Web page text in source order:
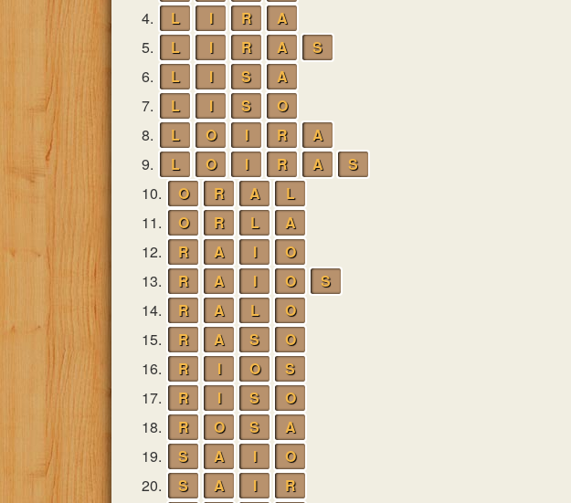
4.
L I R
A
5.
L I R A
S
6.
L I S
A
7.
L I S
O
8.
L O I R
A
9.
L O I R A
S
10.
O R A
L
11.
O R L
A
12.
R A I
O
13.
R A I O
S
14.
R A L
O
15.
R A S
O
16.
R I O
S
17.
R I S
O
18.
R O S
A
19.
S A I
O
20.
S A I
R